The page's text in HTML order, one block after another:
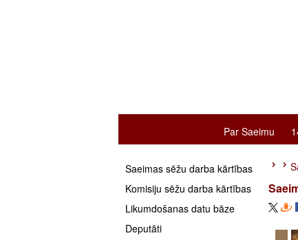
Par Saeimu
Saeimas sēžu darba kārtības
Komisiju sēžu darba kārtības
Likumdošanas datu bāze
Deputāti